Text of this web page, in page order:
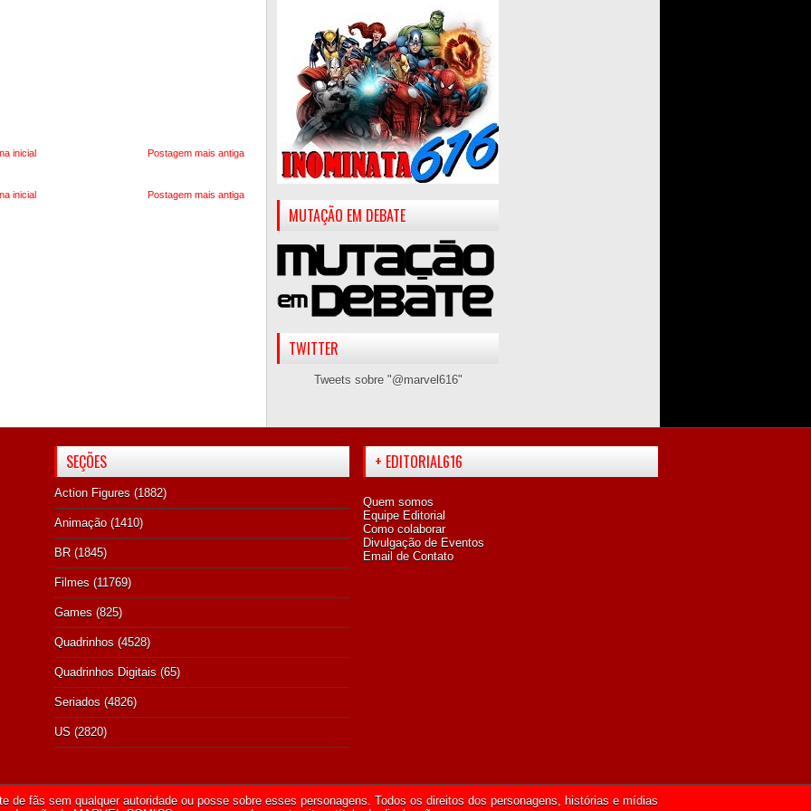
Postagem mais antiga
inicial
Postagem mais antiga
inicial
MUTAÇÃO EM DEBATE
TWITTER
Tweets sobre "@marvel616"
SEÇÕES
Action Figures (1882)
Animação (1410)
BR (1845)
Filmes (11769)
Games (825)
Quadrinhos (4528)
Quadrinhos Digitais (65)
Seriados (4826)
US (2820)
+ EDITORIAL616
Quem somos
Equipe Editorial
Como colaborar
Divulgação de Eventos
Email de Contato
de fãs sem qualquer autoridade ou posse sobre esses personagens. Todos os direitos dos personagens, histórias e mídias